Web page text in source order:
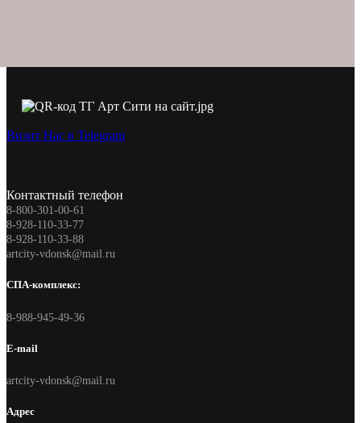
Визит Нас в Telegram
Контактный телефон
8-800-301-00-61
8-928-110-33-77
8-928-110-33-88
artcity-vdonsk@mail.ru
СПА-комплекс:
8-988-945-49-36
E-mail
artcity-vdonsk@mail.ru
Адрес